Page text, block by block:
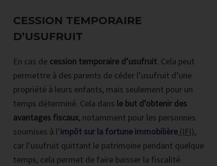
CESSION TEMPORAIRE
D’USUFRUIT
En cas de cession temporaire d’usufruit. Cela peut
permettre à des parents de céder l’usufruit d’une
propriété à leurs enfants, mais seulement pour un
temps déterminé. Cela dans le but d’obtenir des
avantages fiscaux, notamment pour les personnes
soumises à l’impôt sur la fortune immobilière (IFI),
car l’usufruit quittant le patrimoine pendant quelque
temps, cela permet de faire baisser la fiscalité.